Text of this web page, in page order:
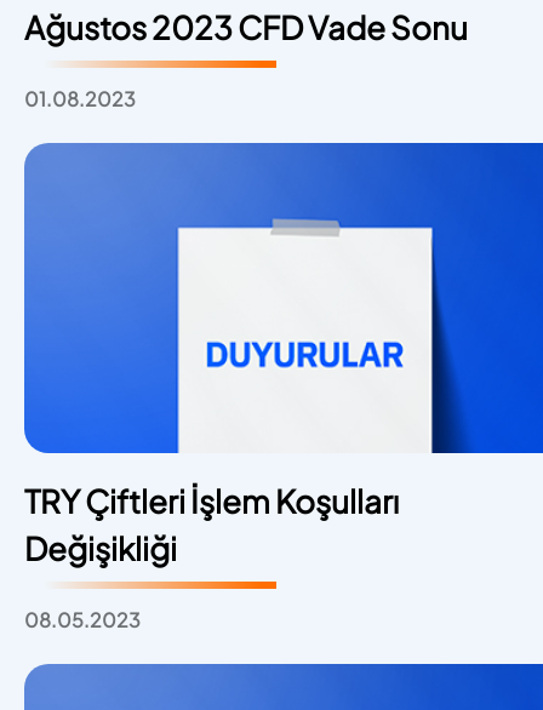
Ağustos 2023 CFD Vade Sonu
01.08.2023
TRY Çiftleri İşlem Koşulları
Değişikliği
08.05.2023